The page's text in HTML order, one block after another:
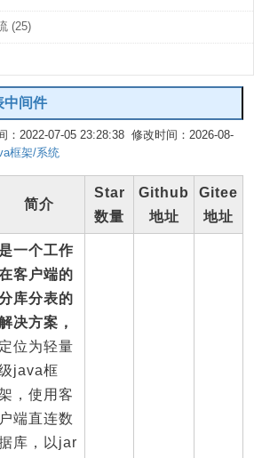
(25)
中间件
：2022-07-05 23:28:38 修改时间：2026-08-
框架/系统
简介
Star
数量
Github
地址
Gitee
地址
一个工作
客户端的
库分表的
决方案，
定位为轻量
java框
，使用客
户端直连数
库，以jar